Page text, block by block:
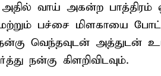
வாய் அகன்ற
பச்சை மிளகாயை
வெந்தவுடன் அத்துடன்
நன்கு கிளறிவிடவும்.